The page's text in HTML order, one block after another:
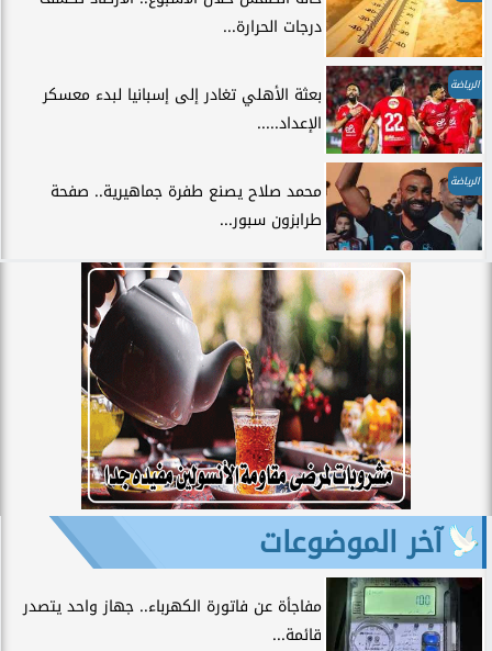
درجات الحرارة...
الرياضة
بعثة الأهلي تغادر إلى إسبانيا لبدء معسكر
الإعداد.....
الرياضة
محمد صلاح يصنع طفرة جماهيرية.. صفحة
طرابزون سبور...
آخر الموضوعات
مفاجأة عن فاتورة الكهرباء.. جهاز واحد يتصدر
قائمة...